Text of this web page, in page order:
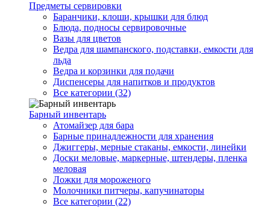
Предметы сервировки
Баранчики, клоши, крышки для блюд
Блюда, подносы сервировочные
Вазы для цветов
Ведра для шампанского, подставки, емкости для
льда
Ведра и корзинки для подачи
Диспенсеры для напитков и продуктов
Все категории (32)
Барный инвентарь
Атомайзер для бара
Барные принадлежности для хранения
Джиггеры, мерные стаканы, емкости, линейки
Доски меловые, маркерные, штендеры, пленка
меловая
Ложки для мороженого
Молочники питчеры, капучинаторы
Все категории (22)